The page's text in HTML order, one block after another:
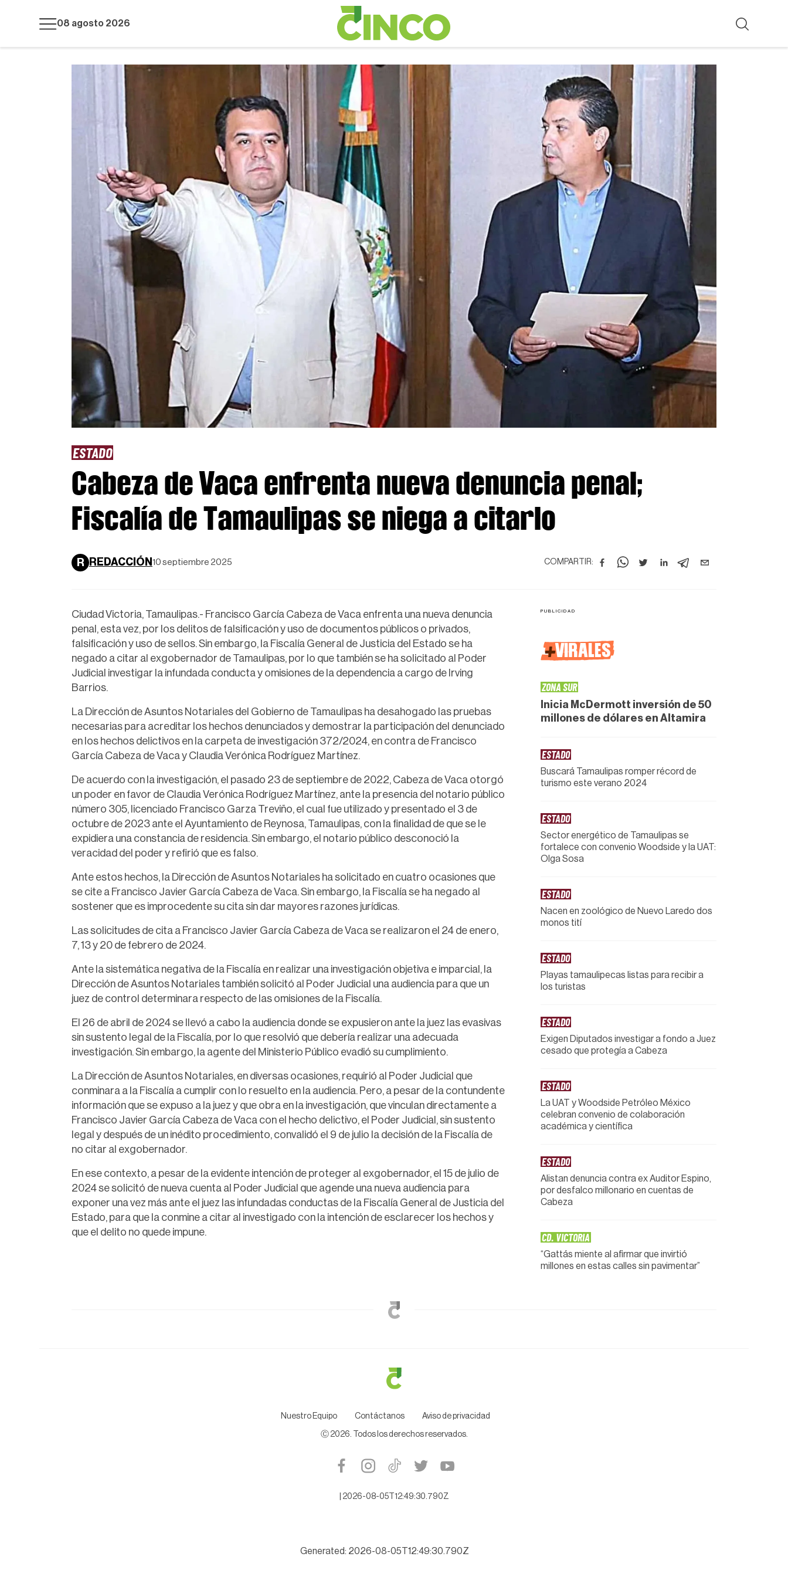
08 agosto 2026
ESTADO
Cabeza de Vaca enfrenta nueva denuncia penal;
Fiscalía de Tamaulipas se niega a citarlo
R REDACCIÓN 10 septiembre 2025 COMPARTIR:
Ciudad Victoria, Tamaulipas.- Francisco García Cabeza de Vaca enfrenta una nueva denuncia
penal, esta vez, por los delitos de falsificación y uso de documentos públicos o privados,
falsificación y uso de sellos. Sin embargo, la Fiscalía General de Justicia del Estado se ha
negado a citar al exgobernador de Tamaulipas, por lo que también se ha solicitado al Poder
Judicial investigar la infundada conducta y omisiones de la dependencia a cargo de Irving
Barrios.
La Dirección de Asuntos Notariales del Gobierno de Tamaulipas ha desahogado las pruebas
necesarias para acreditar los hechos denunciados y demostrar la participación del denunciado
en los hechos delictivos en la carpeta de investigación 372/2024, en contra de Francisco
García Cabeza de Vaca y Claudia Verónica Rodríguez Martínez.
De acuerdo con la investigación, el pasado 23 de septiembre de 2022, Cabeza de Vaca otorgó
un poder en favor de Claudia Verónica Rodríguez Martínez, ante la presencia del notario público
número 305, licenciado Francisco Garza Treviño, el cual fue utilizado y presentado el 3 de
octubre de 2023 ante el Ayuntamiento de Reynosa, Tamaulipas, con la finalidad de que se le
expidiera una constancia de residencia. Sin embargo, el notario público desconoció la
veracidad del poder y refirió que es falso.
Ante estos hechos, la Dirección de Asuntos Notariales ha solicitado en cuatro ocasiones que
se cite a Francisco Javier García Cabeza de Vaca. Sin embargo, la Fiscalía se ha negado al
sostener que es improcedente su cita sin dar mayores razones jurídicas.
Las solicitudes de cita a Francisco Javier García Cabeza de Vaca se realizaron el 24 de enero,
7, 13 y 20 de febrero de 2024.
Ante la sistemática negativa de la Fiscalía en realizar una investigación objetiva e imparcial, la
Dirección de Asuntos Notariales también solicitó al Poder Judicial una audiencia para que un
juez de control determinara respecto de las omisiones de la Fiscalía.
El 26 de abril de 2024 se llevó a cabo la audiencia donde se expusieron ante la juez las evasivas
sin sustento legal de la Fiscalía, por lo que resolvió que debería realizar una adecuada
investigación. Sin embargo, la agente del Ministerio Público evadió su cumplimiento.
La Dirección de Asuntos Notariales, en diversas ocasiones, requirió al Poder Judicial que
conminara a la Fiscalía a cumplir con lo resuelto en la audiencia. Pero, a pesar de la contundente
información que se expuso a la juez y que obra en la investigación, que vinculan directamente a
Francisco Javier García Cabeza de Vaca con el hecho delictivo, el Poder Judicial, sin sustento
legal y después de un inédito procedimiento, convalidó el 9 de julio la decisión de la Fiscalía de
no citar al exgobernador.
En ese contexto, a pesar de la evidente intención de proteger al exgobernador, el 15 de julio de
2024 se solicitó de nueva cuenta al Poder Judicial que agende una nueva audiencia para
exponer una vez más ante el juez las infundadas conductas de la Fiscalía General de Justicia del
Estado, para que la conmine a citar al investigado con la intención de esclarecer los hechos y
que el delito no quede impune.
+VIRALES
ZONA SUR
Inicia McDermott inversión de 50
millones de dólares en Altamira
ESTADO
Buscará Tamaulipas romper récord de
turismo este verano 2024
ESTADO
Sector energético de Tamaulipas se
fortalece con convenio Woodside y la UAT:
Olga Sosa
ESTADO
Nacen en zoológico de Nuevo Laredo dos
monos tití
ESTADO
Playas tamaulipecas listas para recibir a
los turistas
ESTADO
Exigen Diputados investigar a fondo a Juez
cesado que protegía a Cabeza
ESTADO
La UAT y Woodside Petróleo México
celebran convenio de colaboración
académica y científica
ESTADO
Alistan denuncia contra ex Auditor Espino,
por desfalco millonario en cuentas de
Cabeza
CD. VICTORIA
“Gattás miente al afirmar que invirtió
millones en estas calles sin pavimentar”
Nuestro Equipo Contáctanos Aviso de privacidad
Ⓒ 2026 . Todos los derechos reservados.
2026-08-05T12:49:30.790Z
Generated: 2026-08-05T12:49:30.790Z